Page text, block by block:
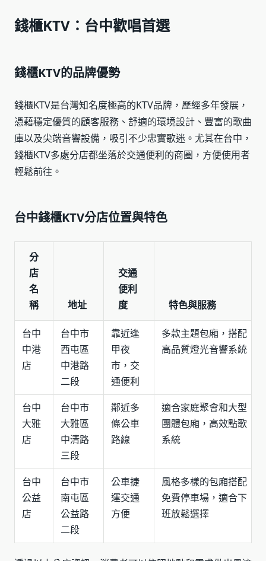
錢櫃KTV：台中歡唱首選
錢櫃KTV的品牌優勢
錢櫃KTV是台灣知名度極高的KTV品牌，歷經多年發展，
憑藉穩定優質的顧客服務、舒適的環境設計、豐富的歌曲
庫以及尖端音響設備，吸引不少忠實歌迷。尤其在台中，
錢櫃KTV多處分店都坐落於交通便利的商圈，方便使用者
輕鬆前往。
台中錢櫃KTV分店位置與特色
分
店
名
稱
地址
交通
便利
度
特色與服務
台中
中港
店
台中市
西屯區
中港路
二段
靠近逢
甲夜
市，交
通便利
多款主題包廂，搭配
高品質燈光音響系統
台中
大雅
店
台中市
大雅區
中清路
三段
鄰近多
條公車
路線
適合家庭聚會和大型
團體包廂，高效點歌
系統
台中
公益
店
台中市
南屯區
公益路
二段
公車捷
運交通
方便
風格多樣的包廂搭配
免費停車場，適合下
班放鬆選擇